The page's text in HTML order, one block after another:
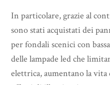
In particolare, grazie al
sono stati acquistati dei
per fondali scenici con
delle lampade led che
elettrica, aumentano la